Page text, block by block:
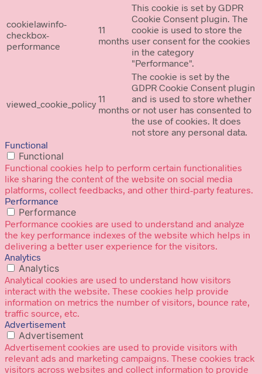
cookielawinfo-
checkbox-
performance
11
months
This cookie is set by GDPR
Cookie Consent plugin. The
cookie is used to store the
user consent for the cookies
in the category
"Performance".
viewed_cookie_policy 11
months
The cookie is set by the
GDPR Cookie Consent plugin
and is used to store whether
or not user has consented to
the use of cookies. It does
not store any personal data.
Functional
Functional
Functional cookies help to perform certain functionalities
like sharing the content of the website on social media
platforms, collect feedbacks, and other third-party features.
Performance
Performance
Performance cookies are used to understand and analyze
the key performance indexes of the website which helps in
delivering a better user experience for the visitors.
Analytics
Analytics
Analytical cookies are used to understand how visitors
interact with the website. These cookies help provide
information on metrics the number of visitors, bounce rate,
traffic source, etc.
Advertisement
Advertisement
Advertisement cookies are used to provide visitors with
relevant ads and marketing campaigns. These cookies track
visitors across websites and collect information to provide